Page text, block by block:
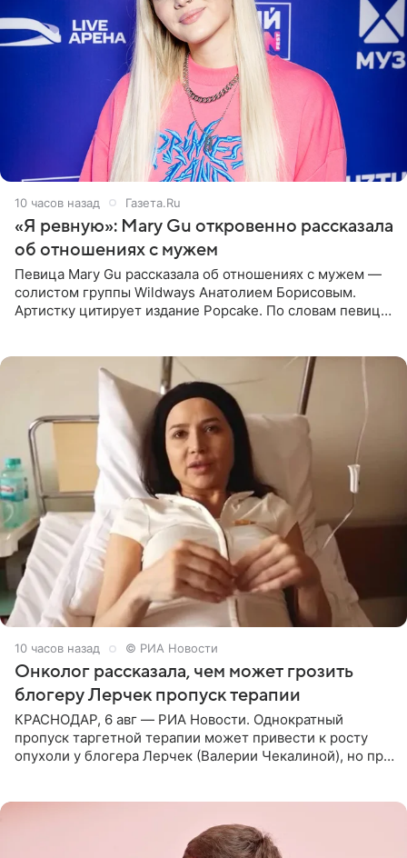
10 часов назад Газета.Ru
«Я ревную»: Mary Gu откровенно рассказала
об отношениях с мужем
Певица Mary Gu рассказала об отношениях с мужем —
солистом группы Wildways Анатолием Борисовым.
Артистку цитирует издание Popcake. По словам певицы,
10 часов назад © РИА Новости
Онколог рассказала, чем может грозить
блогеру Лерчек пропуск терапии
КРАСНОДАР, 6 авг — РИА Новости. Однократный
пропуск таргетной терапии может привести к росту
опухоли у блогера Лерчек (Валерии Чекалиной), но при